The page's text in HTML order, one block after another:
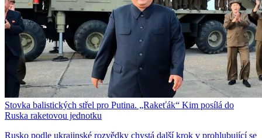
Stovka balistických střel pro Putina. „Rakeťák“ Kim posílá do
Ruska raketovou jednotku
Rusko podle ukrajinské rozvědky chystá další krok v prohlubující se